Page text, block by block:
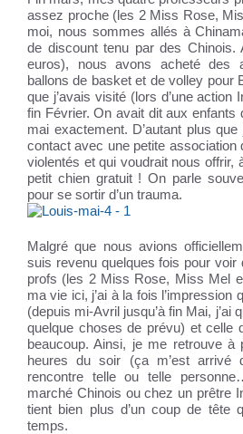
assez proche (les 2 Miss Rose,
moi, nous sommes allés à
de discount tenu par des Chinois.
euros), nous avons acheté des
ballons de basket et de volley pour
que j’avais visité (lors d’une
fin Février. On avait dit aux enfants
mai exactement. D’autant plus que
contact avec une petite association
violentés et qui voudrait nous offrir,
petit chien gratuit ! On parle
pour se sortir d’un trauma.
Malgré que nous avions
suis revenu quelques fois pour
profs (les 2 Miss Rose, Miss Mel
ma vie ici, j’ai à la fois l’impression
(depuis mi-Avril jusqu’à fin Mai, j’ai
quelque choses de prévu) et celle
beaucoup. Ainsi, je me retrouve à
heures du soir (ça m’est arrivé
rencontre telle ou telle
marché Chinois ou chez un prêtre
tient bien plus d’un coup de tête
temps.